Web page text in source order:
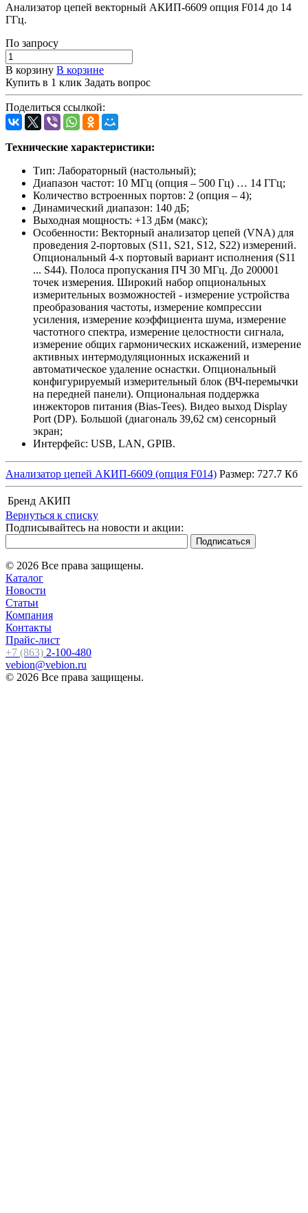
Анализатор цепей векторный АКИП-6609 опция F014 до 14
ГГц.
По запросу
В корзину В корзине
Купить в 1 клик Задать вопрос
Поделиться ссылкой:
Технические характеристики:
Тип: Лабораторный (настольный);
Диапазон частот: 10 МГц (опция – 500 Гц) … 14 ГГц;
Количество встроенных портов: 2 (опция – 4);
Динамический диапазон: 140 дБ;
Выходная мощность: +13 дБм (макс);
Особенности: Векторный анализатор цепей (VNA) для
проведения 2-портовых (S11, S21, S12, S22) измерений.
Опциональный 4-х портовый вариант исполнения (S11
... S44). Полоса пропускания ПЧ 30 МГц. До 200001
точек измерения. Широкий набор опциональных
измерительных возможностей - измерение устройства
преобразования частоты, измерение компрессии
усиления, измерение коэффициента шума, измерение
частотного спектра, измерение целостности сигнала,
измерение общих гармонических искажений, измерение
активных интермодуляционных искажений и
автоматическое удаление оснастки. Опциональный
конфигурируемый измерительный блок (ВЧ-перемычки
на передней панели). Опциональная поддержка
инжекторов питания (Bias-Tees). Видео выход Display
Port (DP). Большой (диагональ 39,62 см) сенсорный
экран;
Интерфейс: USB, LAN, GPIB.
Анализатор цепей АКИП-6609 (опция F014) Размер: 727.7 Кб
Бренд АКИП
Вернуться к списку
Подписывайтесь на новости и акции:
© 2026 Все права защищены.
Каталог
Новости
Статьи
Компания
Контакты
Прайс-лист
+7 (863) 2-100-480
vebion@vebion.ru
© 2026 Все права защищены.